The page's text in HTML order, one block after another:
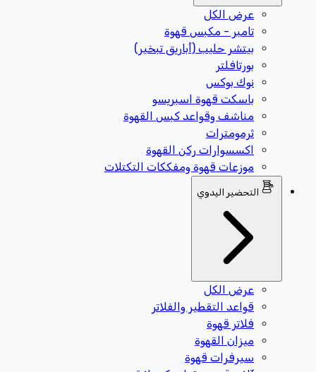
عرض الكل
تامبر - مكبس قهوة
بيتشر حليب (أباريق تبخير)
بورتافلتر
نوك بوكس
باسكت قهوة اسبريسو
مناشف وقواعد كبس القهوة
ثرمومترات
اكسسوارات ركن القهوة
موزعات قهوة ومفككات التكتلات
التحضير اليدوي
عرض الكل
قواعد التقطير والفلاتر
فلاتر قهوة
ميزان القهوة
سيرفرات قهوة